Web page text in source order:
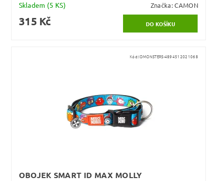
Skladem (5 KS) Značka:CAMON
315 Kč
Kód:IDMONSTERS-4894512021068
OBOJEK SMART ID MAX MOLLY